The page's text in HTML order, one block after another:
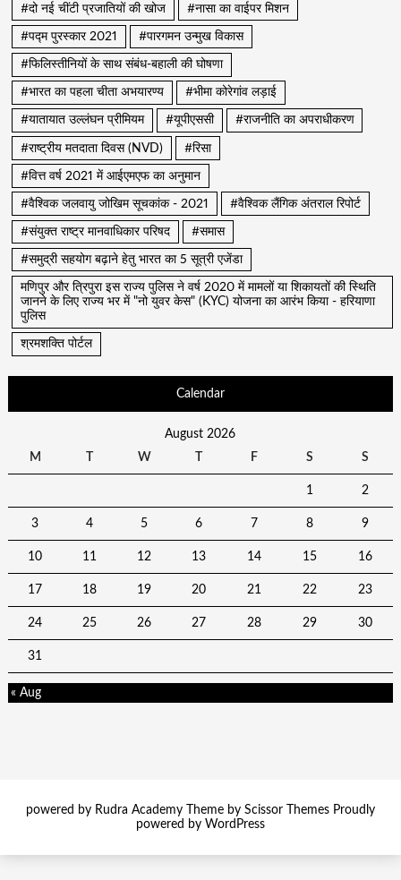
#दो नई चींटी प्रजातियों की खोज #नासा का वाईपर मिशन
#पद्म पुरस्कार 2021 #पारगमन उन्मुख विकास
#फिलिस्तीनियों के साथ संबंध-बहाली की घोषणा
#भारत का पहला चीता अभयारण्य #भीमा कोरेगांव लड़ाई
#यातायात उल्लंघन प्रीमियम #यूपीएससी #राजनीति का अपराधीकरण
#राष्ट्रीय मतदाता दिवस (NVD) #रिसा
#वित्त वर्ष 2021 में आईएमएफ का अनुमान
#वैश्विक जलवायु जोखिम सूचकांक - 2021 #वैश्विक लैंगिक अंतराल रिपोर्ट
#संयुक्त राष्ट्र मानवाधिकार परिषद #समास
#समुद्री सहयोग बढ़ाने हेतु भारत का 5 सूत्री एजेंडा
मणिपुर और त्रिपुरा इस राज्य पुलिस ने वर्ष 2020 में मामलों या शिकायतों की स्थिति
जानने के लिए राज्य भर में "नो युवर केस" (KYC) योजना का आरंभ किया - हरियाणा
पुलिस
श्रमशक्ति पोर्टल
Calendar
August 2026
M
W F S S
1 2
3 4 5 6 7 8 9
10 11 12 13 14 15 16
17 18 19 20 21 22 23
24 25 26 27 28 29 30
31
« Aug
powered by Rudra Academy Theme by Scissor Themes Proudly
powered by WordPress